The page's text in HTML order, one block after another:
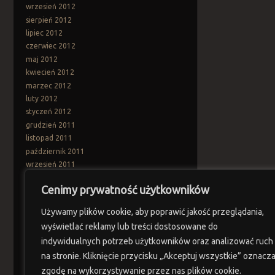
Cenimy prywatność użytkowników
Używamy plików cookie, aby poprawić jakość przeglądania,
wyświetlać reklamy lub treści dostosowane do
indywidualnych potrzeb użytkowników oraz analizować ruch
na stronie. Kliknięcie przycisku „Akceptuj wszystkie” oznacza
zgodę na wykorzystywanie przez nas plików cookie.
wrzesień 2012
sierpień 2012
lipiec 2012
czerwiec 2012
maj 2012
kwiecień 2012
marzec 2012
luty 2012
styczeń 2012
grudzień 2011
listopad 2011
październik 2011
wrzesień 2011
lipiec 2011
maj 2011
kwiecień 2011
marzec 2011
Categories